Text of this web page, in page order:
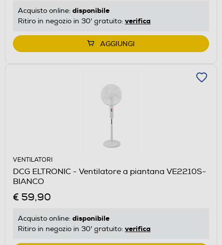
Acquisto online: disponibile
Ritiro in negozio in 30' gratuito: verifica
AGGIUNGI
VENTILATORI
DCG ELTRONIC - Ventilatore a piantana VE2210S-
BIANCO
€ 59,90
Acquisto online: disponibile
Ritiro in negozio in 30' gratuito: verifica